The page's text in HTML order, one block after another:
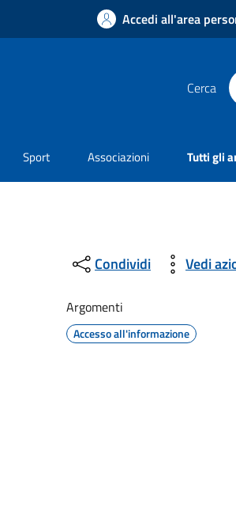
Accedi all'area
Cerca
Sport Associazioni Tutti gli
Condividi Vedi
Argomenti
Accesso all'informazione